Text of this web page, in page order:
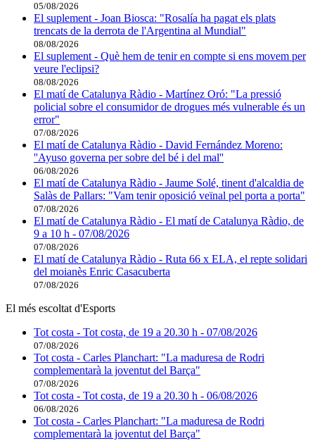
05/08/2026
El suplement - Joan Biosca: "Rosalía ha pagat els plats
trencats de la derrota de l'Argentina al Mundial"
08/08/2026
El suplement - Què hem de tenir en compte si ens movem per
veure l'eclipsi?
08/08/2026
El matí de Catalunya Ràdio - Martínez Oró: "La pressió
policial sobre el consumidor de drogues més vulnerable és un
error"
07/08/2026
El matí de Catalunya Ràdio - David Fernández Moreno:
''Ayuso governa per sobre del bé i del mal''
06/08/2026
El matí de Catalunya Ràdio - Jaume Solé, tinent d'alcaldia de
Salàs de Pallars: "Vam tenir oposició veïnal pel porta a porta"
07/08/2026
El matí de Catalunya Ràdio - El matí de Catalunya Ràdio, de
9 a 10 h - 07/08/2026
07/08/2026
El matí de Catalunya Ràdio - Ruta 66 x ELA, el repte solidari
del moianès Enric Casacuberta
07/08/2026
El més escoltat d'Esports
Tot costa - Tot costa, de 19 a 20.30 h - 07/08/2026
07/08/2026
Tot costa - Carles Planchart: "La maduresa de Rodri
complementarà la joventut del Barça"
07/08/2026
Tot costa - Tot costa, de 19 a 20.30 h - 06/08/2026
06/08/2026
Tot costa - Carles Planchart: "La maduresa de Rodri
complementarà la joventut del Barça"